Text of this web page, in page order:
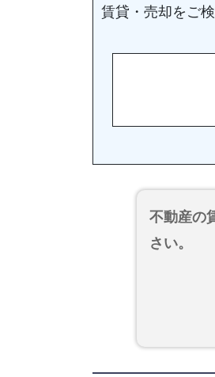
賃貸・売却をご
不動産の
さい。